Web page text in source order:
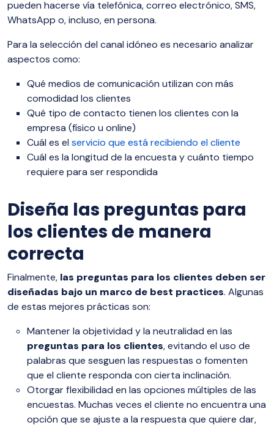
pueden hacerse vía telefónica, correo electrónico, SMS,
WhatsApp o, incluso, en persona.
Para la selección del canal idóneo es necesario analizar
aspectos como:
Qué medios de comunicación utilizan con más
comodidad los clientes
Qué tipo de contacto tienen los clientes con la
empresa (físico u online)
Cuál es el servicio que está recibiendo el cliente
Cuál es la longitud de la encuesta y cuánto tiempo
requiere para ser respondida
Diseña las preguntas para
los clientes de manera
correcta
Finalmente, las preguntas para los clientes deben ser
diseñadas bajo un marco de best practices. Algunas
de estas mejores prácticas son:
Mantener la objetividad y la neutralidad en las
preguntas para los clientes, evitando el uso de
palabras que sesguen las respuestas o fomenten
que el cliente responda con cierta inclinación.
Otorgar flexibilidad en las opciones múltiples de las
encuestas. Muchas veces el cliente no encuentra una
opción que se ajuste a la respuesta que quiere dar,